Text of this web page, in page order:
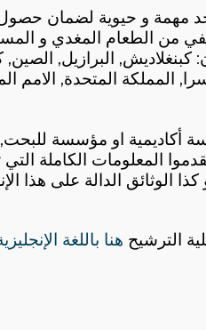
مهمة و حيوية لضمان
من الطعام المغدي و
المملكة المتحدة, الامم
أكاديمية او مؤسسة
المعلومات الكاملة التي
الوثائق الدالة على هذا
الترشيح هنا باللغة